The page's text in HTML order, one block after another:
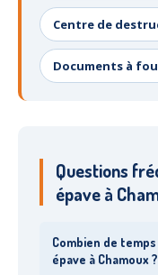
Centre de
Documents à
Questions
épave à
Combien de
épave à Chamoux ?